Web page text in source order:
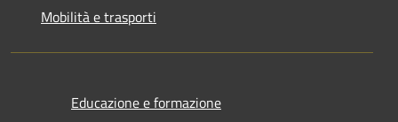
Mobilità e trasporti
Educazione e formazione